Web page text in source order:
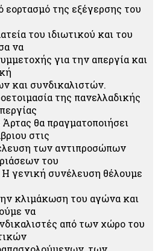
της εξέγερσης του
του ιδιωτικού και του
να
για την απεργία και
και συνδικαλιστών.
της πανελλαδικής
θα πραγματοποιήσει
στις
των αντιπροσώπων
του
γενική συνέλευση θέλουμε
κλιμάκωση του αγώνα και
να
από των χώρο του